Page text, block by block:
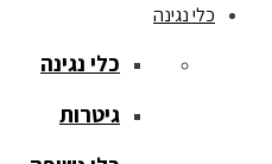
כלי נגינה
כלי נגינה
גיטרות